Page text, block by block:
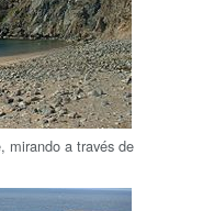
mirando a través de